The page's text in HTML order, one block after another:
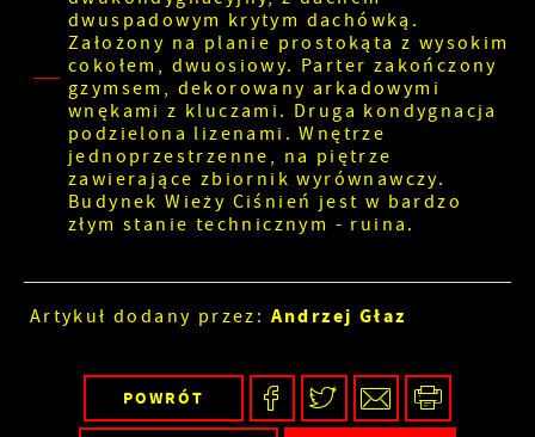
dwuspadowym krytym dachówką.
Założony na planie prostokąta z wysokim
cokołem, dwuosiowy. Parter zakończony
gzymsem, dekorowany arkadowymi
wnękami z kluczami. Druga kondygnacja
podzielona lizenami. Wnętrze
jednoprzestrzenne, na piętrze
zawierające zbiornik wyrównawczy.
Budynek Wieży Ciśnień jest w bardzo
złym stanie technicznym - ruina.
Artykuł dodany przez: Andrzej Głaz
POWRÓT